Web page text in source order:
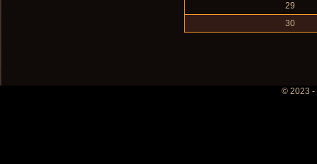
29
30
© 2023 -